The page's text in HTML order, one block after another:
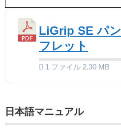
LiGrip SE パン
フレット
1 ファイル 2.30 MB
日本語マニュアル